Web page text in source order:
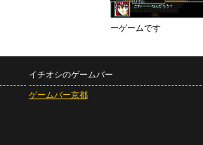
ーゲームです
イチオシのゲームバー
ゲームバー京都